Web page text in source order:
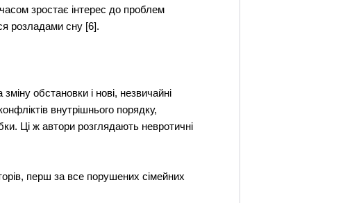
зростає інтерес до проблем
розладами сну [6].
обстановки і нові, незвичайні
внутрішнього порядку,
Ці ж автори розглядають невротичні
перш за все порушених сімейних